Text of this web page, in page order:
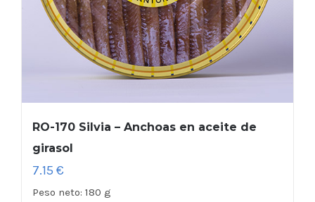
RO-170 Silvia – Anchoas en aceite de
girasol
7.15 €
Peso neto: 180 g